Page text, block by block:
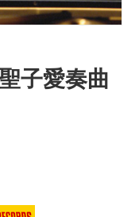
子愛奏曲